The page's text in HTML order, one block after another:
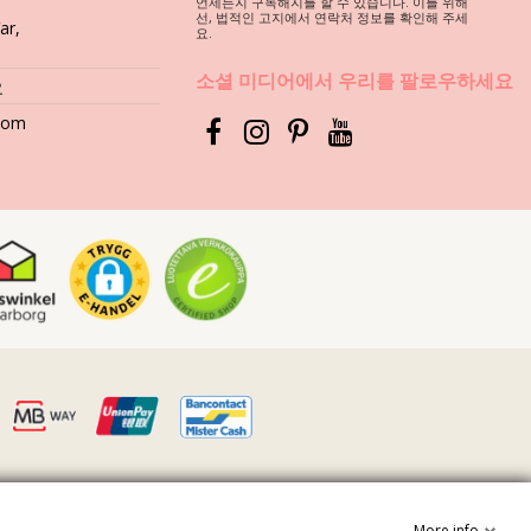
선, 법적인 고지에서 연락처 정보를 확인해 주세
요.
소셜 미디어에서 우리를 팔로우하세요